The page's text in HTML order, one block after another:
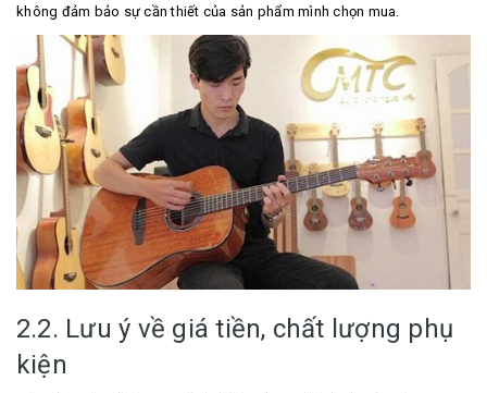
không đảm bảo sự cần thiết của sản phẩm mình chọn mua.
2.2. Lưu ý về giá tiền, chất lượng phụ
kiện